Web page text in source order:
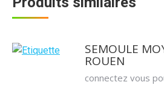
SEMOULE
ROUEN
connectez vous